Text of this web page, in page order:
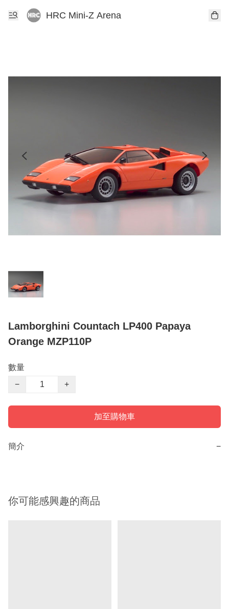
HRC Mini-Z Arena
Lamborghini Countach LP400 Papaya
Orange MZP110P
數量
−
+
加至購物車
簡介 −
你可能感興趣的商品